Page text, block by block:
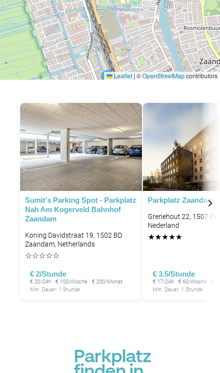
P Leaflet|©OpenStreetMapcontributors
Sumit's Parking Spot - Parkplatz
Nah Am Kogerveld Bahnhof
Zaandam
Koning Davidstraat 19, 1502 BD
Zaandam, Netherlands
☆☆☆☆☆
€ 2/Stunde
€ 20/24h · € 100/Woche · € 200/Monat
Min. Dauer: 1 Stunde
Parkplatz Zaandam
Grenehout 22, 1507
Nederland
★★★★★
€ 3.5/Stunde
€ 17/24h · € 60/Woche · €
Min. Dauer: 1 Stunde
Parkplatz